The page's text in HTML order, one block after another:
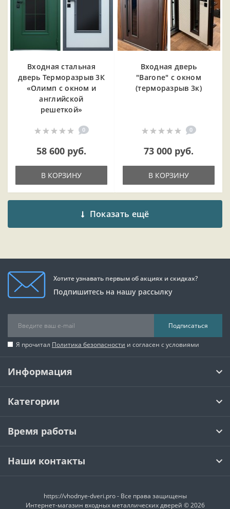
Входная cтальная
дверь Терморазрыв 3К
«Олимп с окном и
английской
решеткой»
0
58 600 руб.
В КОРЗИНУ
Входная дверь
"Barone" с окном
(терморазрыв 3к)
0
73 000 руб.
В КОРЗИНУ
Показать ещё
Хотите узнавать первым об акциях и скидках?
Подпишитесь на нашу рассылку
Подписаться
Я прочитал Политика безопасности и согласен с условиями
Информация
Категории
Время работы
Наши контакты
https://vhodnye-dveri.pro - Все права защищены
Интернет-магазин входных металлических дверей © 2026